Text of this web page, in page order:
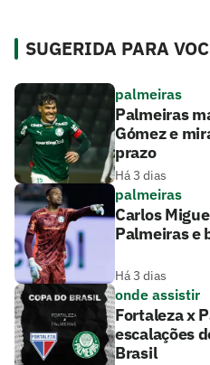
SUGERIDA PARA
palmeiras
Palmeiras
Gómez e
prazo
Há 3 dias
palmeiras
Carlos
Palmeiras e
Há 3 dias
onde assistir
Fortaleza x
escalações
Brasil